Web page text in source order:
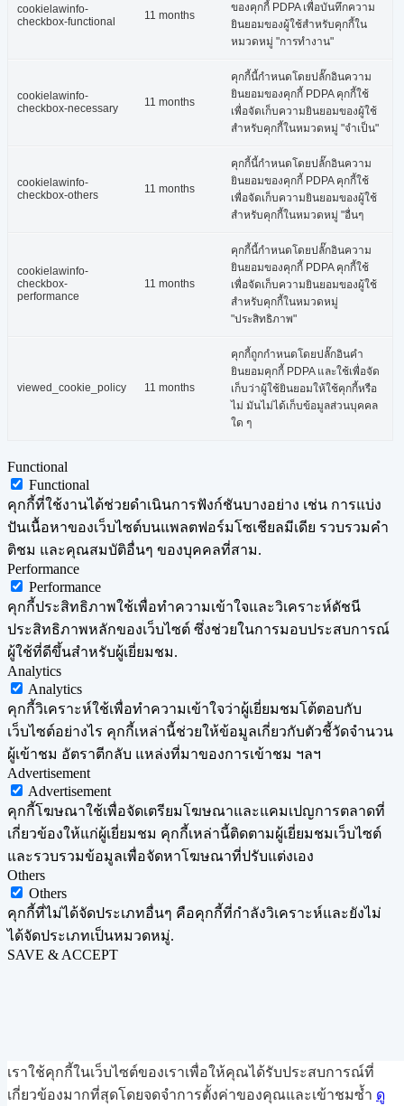
เราใช้คุกกี้ในเว็บไซต์ของเราเพื่อให้คุณได้รับประสบการณ์ที่
เกี่ยวข้องมากที่สุดโดยจดจำการตั้งค่าของคุณและเข้าชมซ้ำ ดู
cookielawinfo-
checkbox-functional
11 months
ของคุกกี้ PDPA เพื่อบันทึกความ
ยินยอมของผู้ใช้สำหรับคุกกี้ใน
หมวดหมู่ "การทำงาน"
cookielawinfo-
checkbox-necessary
11 months
คุกกี้นี้กำหนดโดยปลั๊กอินความ
ยินยอมของคุกกี้ PDPA คุกกี้ใช้
เพื่อจัดเก็บความยินยอมของผู้ใช้
สำหรับคุกกี้ในหมวดหมู่ "จำเป็น"
cookielawinfo-
checkbox-others
11 months
คุกกี้นี้กำหนดโดยปลั๊กอินความ
ยินยอมของคุกกี้ PDPA คุกกี้ใช้
เพื่อจัดเก็บความยินยอมของผู้ใช้
สำหรับคุกกี้ในหมวดหมู่ "อื่นๆ
cookielawinfo-
checkbox-
performance
11 months
คุกกี้นี้กำหนดโดยปลั๊กอินความ
ยินยอมของคุกกี้ PDPA คุกกี้ใช้
เพื่อจัดเก็บความยินยอมของผู้ใช้
สำหรับคุกกี้ในหมวดหมู่
"ประสิทธิภาพ"
viewed_cookie_policy 11 months
คุกกี้ถูกกำหนดโดยปลั๊กอินคำ
ยินยอมคุกกี้ PDPA และใช้เพื่อจัด
เก็บว่าผู้ใช้ยินยอมให้ใช้คุกกี้หรือ
ไม่ มันไม่ได้เก็บข้อมูลส่วนบุคคล
ใด ๆ
Functional
Functional
คุกกี้ที่ใช้งานได้ช่วยดำเนินการฟังก์ชันบางอย่าง เช่น การแบ่ง
ปันเนื้อหาของเว็บไซต์บนแพลตฟอร์มโซเชียลมีเดีย รวบรวมคำ
ติชม และคุณสมบัติอื่นๆ ของบุคคลที่สาม.
Performance
Performance
คุกกี้ประสิทธิภาพใช้เพื่อทำความเข้าใจและวิเคราะห์ดัชนี
ประสิทธิภาพหลักของเว็บไซต์ ซึ่งช่วยในการมอบประสบการณ์
ผู้ใช้ที่ดีขึ้นสำหรับผู้เยี่ยมชม.
Analytics
Analytics
คุกกี้วิเคราะห์ใช้เพื่อทำความเข้าใจว่าผู้เยี่ยมชมโต้ตอบกับ
เว็บไซต์อย่างไร คุกกี้เหล่านี้ช่วยให้ข้อมูลเกี่ยวกับตัวชี้วัดจำนวน
ผู้เข้าชม อัตราตีกลับ แหล่งที่มาของการเข้าชม ฯลฯ
Advertisement
Advertisement
คุกกี้โฆษณาใช้เพื่อจัดเตรียมโฆษณาและแคมเปญการตลาดที่
เกี่ยวข้องให้แก่ผู้เยี่ยมชม คุกกี้เหล่านี้ติดตามผู้เยี่ยมชมเว็บไซต์
และรวบรวมข้อมูลเพื่อจัดหาโฆษณาที่ปรับแต่งเอง
Others
Others
คุกกี้ที่ไม่ได้จัดประเภทอื่นๆ คือคุกกี้ที่กำลังวิเคราะห์และยังไม่
ได้จัดประเภทเป็นหมวดหมู่.
SAVE & ACCEPT